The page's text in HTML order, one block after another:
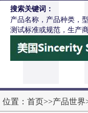
搜索关键词：
产品名称，产品种类，型
测试标准或规范，生产
电动轮椅车能耗性能测
位置： 首页>>产品世界